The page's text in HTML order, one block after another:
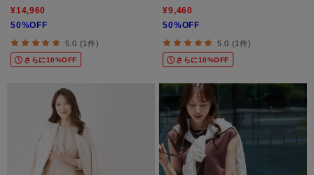
¥14,960
50%OFF
5.0 (1件)
さらに10%OFF
¥9,460
50%OFF
5.0 (1件)
さらに10%OFF